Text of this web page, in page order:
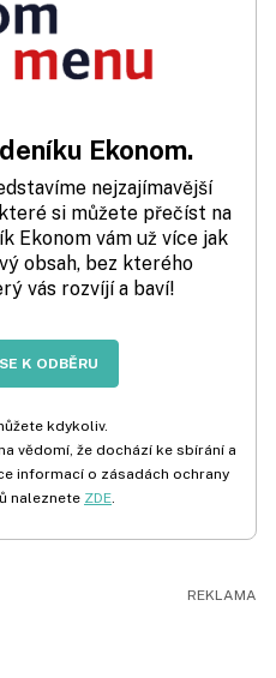
Ekonom.
nejzajímavější
si můžete přečíst na
Ekonom vám už více jak
obsah, bez kterého
vás rozvíjí a baví!
K ODBĚRU
kdykoliv.
vědomí, že dochází ke sbírání a
informací o zásadách ochrany
naleznete ZDE.